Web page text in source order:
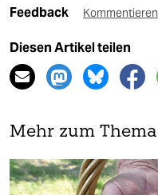
Feedback Kommentieren
Diesen Artikel teilen
Mehr zum Thema